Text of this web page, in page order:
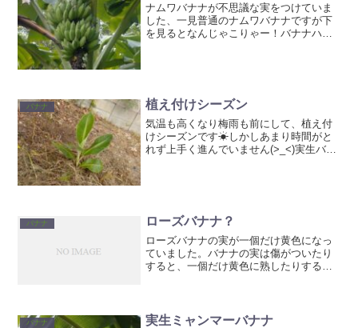
ナムワバナナが不思議な実をつけていま
した、一見普通のナムワバナナですが下
を見るとなんじゃこりゃー！バナナハー
バナナ 植え付けシーズン
気温も高くなり梅雨も前にして、植え付
けシーズンです☀しかしあまり時間がと
れず上手く進んでいません(>_<)実生バナ
バナナ ローズバナナ？
ローズバナナの実が一個だけ黄色になっ
ていました。バナナの実は傷がついたり
すると、一個だけ黄色に熟したりする事
れがあるので、さっさと取...
バナナ 実生ミャンマーバナナ